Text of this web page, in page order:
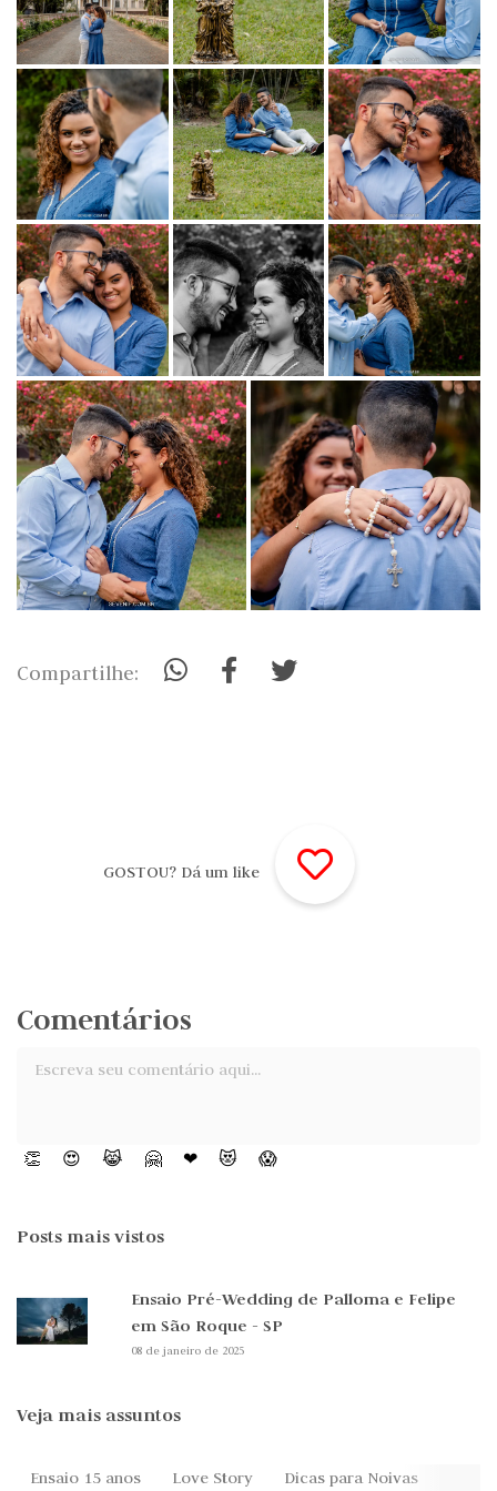
Compartilhe:
GOSTOU? Dá um like
Comentários
👏 😍 😹 🤗 ❤ 😻 😱
Posts mais vistos
Ensaio Pré-Wedding de Palloma e Felipe
em São Roque - SP
08 de janeiro de 2025
Veja mais assuntos
Ensaio 15 anos Love Story Dicas para Noivas